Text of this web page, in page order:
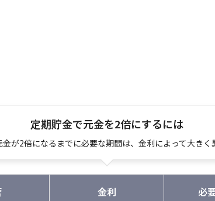
定期貯金で元金を2倍にするには
が2倍になるまでに必要な期間は、金利によって大きく
金利 必